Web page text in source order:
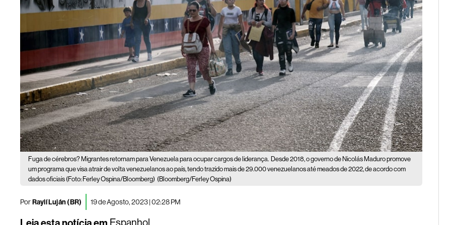
Fuga de cérebros? Migrantes retornam para Venezuela para ocupar cargos de liderança. Desde 2018, o governo de Nicolás Maduro promove
um programa que visa atrair de volta venezuelanos ao país, tendo trazido mais de 29.000 venezuelanos até meados de 2022, de acordo com
dados oficiais (Foto: Ferley Ospina/Bloomberg) (Bloomberg/Ferley Ospina)
PorRaylí Luján (BR) 19 de Agosto, 2023 | 02:28 PM